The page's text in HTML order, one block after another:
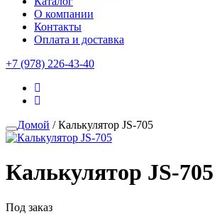
О компании
Контакты
Оплата и доставка
+7 (978) 226-43-40
Домой / Калькулятор JS-705
Калькулятор JS-705
Под заказ